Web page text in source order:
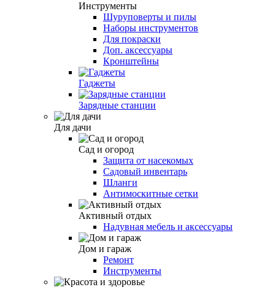
Инструменты
Шуруповерты и пилы
Наборы инструментов
Для покраски
Доп. аксессуары
Кронштейны
Гаджеты
Зарядные станции
Для дачи
Сад и огород
Защита от насекомых
Садовый инвентарь
Шланги
Антимоскитные сетки
Активный отдых
Надувная мебель и аксессуары
Дом и гараж
Ремонт
Инструменты